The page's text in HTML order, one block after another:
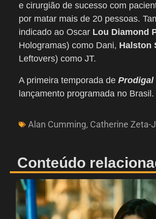
e cirurgião de sucesso com
por matar mais de 20 pessoas.
indicado ao Oscar Lou Diamond
Hologramas) como Dani, Halston
Leftovers) como JT.
A primeira temporada de Prodigal
lançamento programada no Brasil.
Alan Cumming, Catherine Zeta-
Conteúdo